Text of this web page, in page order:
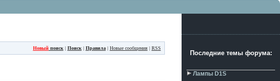
Новыйпоиск| Поиск| Правила| Новые сообщения| RSS
Последние темы форума:
Лампы D1S